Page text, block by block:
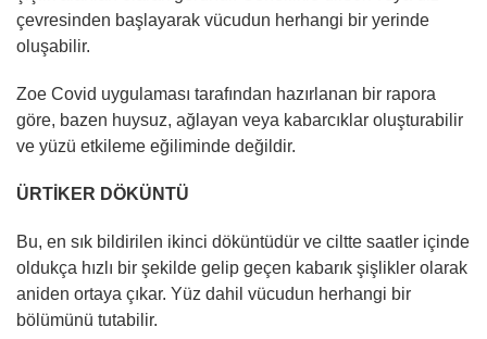
çevresinden başlayarak vücudun herhangi bir yerinde
oluşabilir.
Zoe Covid uygulaması tarafından hazırlanan bir rapora
göre, bazen huysuz, ağlayan veya kabarcıklar oluşturabilir
ve yüzü etkileme eğiliminde değildir.
ÜRTİKER DÖKÜNTÜ
Bu, en sık bildirilen ikinci döküntüdür ve ciltte saatler içinde
oldukça hızlı bir şekilde gelip geçen kabarık şişlikler olarak
aniden ortaya çıkar. Yüz dahil vücudun herhangi bir
bölümünü tutabilir.